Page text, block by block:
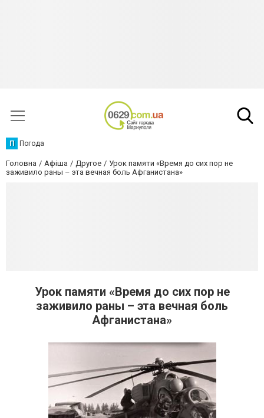
П Погода
Головна Афіша Другое
Урок памяти «Время до сих пор не
заживило раны – эта вечная боль Афганистана»
Урок памяти «Время до сих пор не
заживило раны – эта вечная боль
Афганистана»